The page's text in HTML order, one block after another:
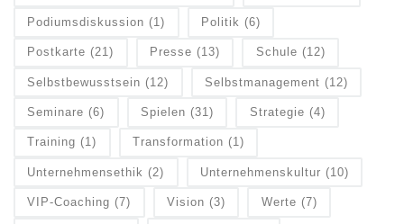
Podiumsdiskussion (1) Politik (6)
Postkarte (21) Presse (13) Schule (12)
Selbstbewusstsein (12) Selbstmanagement (12)
Seminare (6) Spielen (31) Strategie (4)
Training (1) Transformation (1)
Unternehmensethik (2) Unternehmenskultur (10)
VIP-Coaching (7) Vision (3) Werte (7)